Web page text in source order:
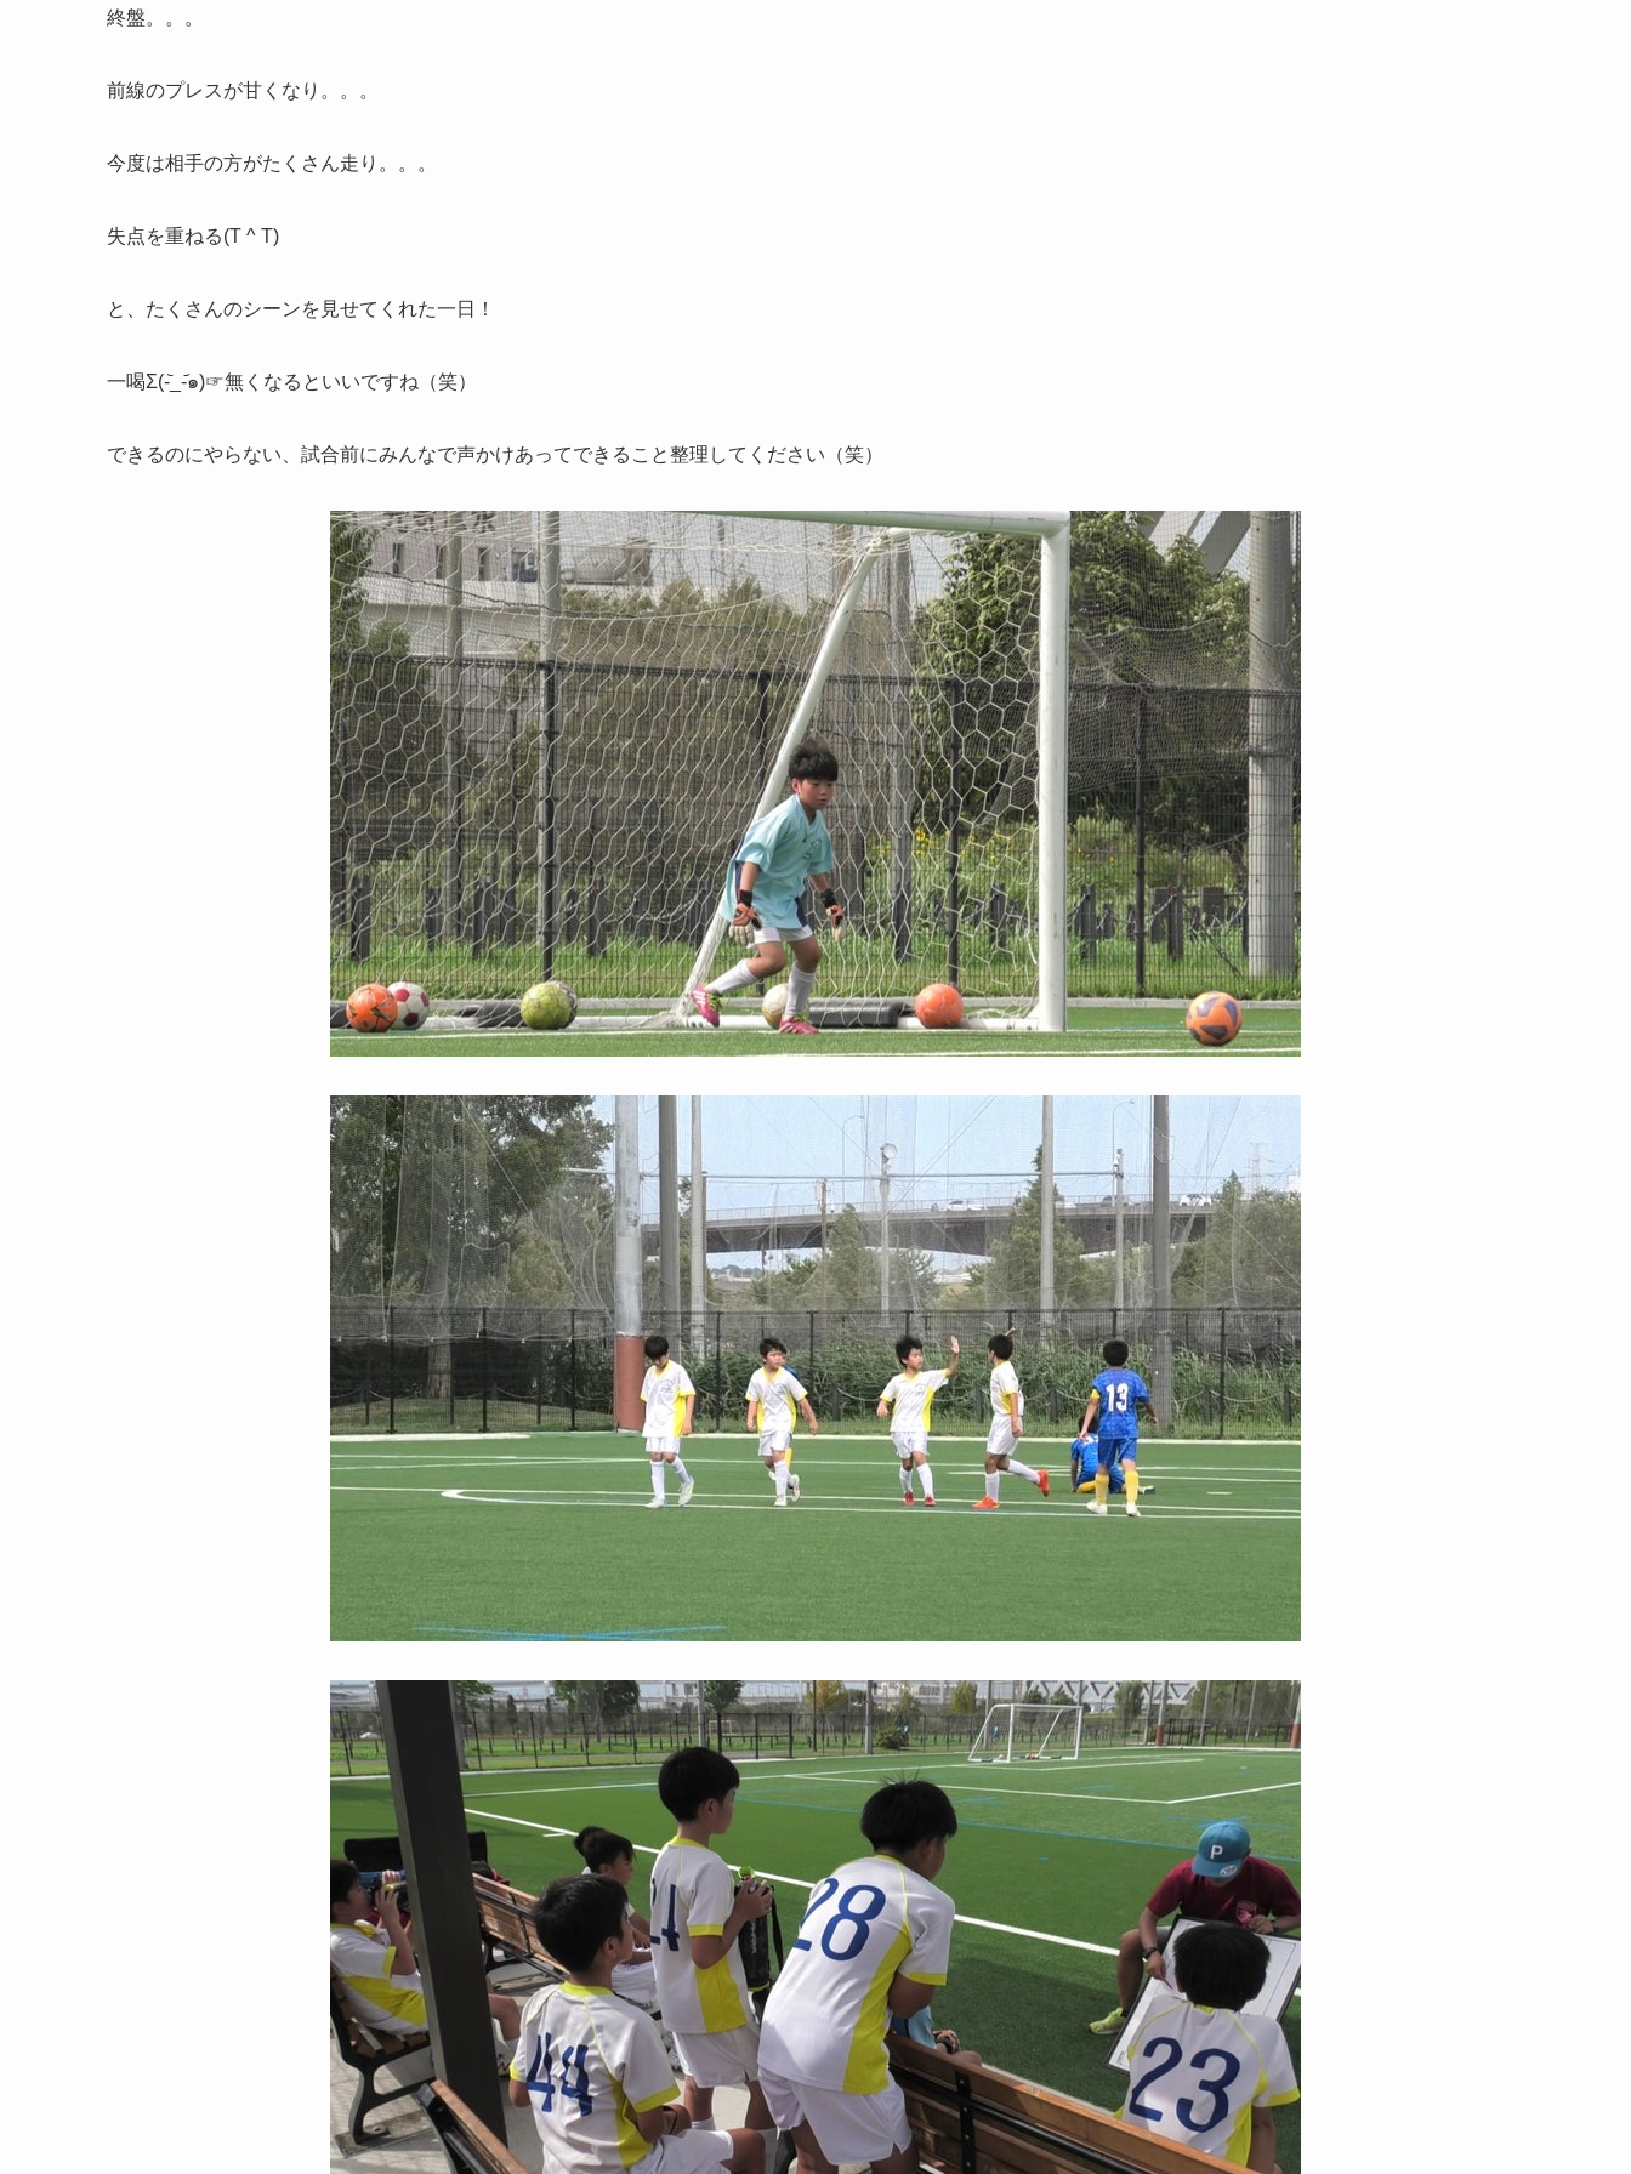
終盤。。。
前線のプレスが甘くなり。。。
今度は相手の方がたくさん走り。。。
失点を重ねる(T ^ T)
と、たくさんのシーンを見せてくれた一日！
一喝Σ(-᷅_-᷄๑)☞無くなるといいですね（笑）
できるのにやらない、試合前にみんなで声かけあってできること整理してください（笑）